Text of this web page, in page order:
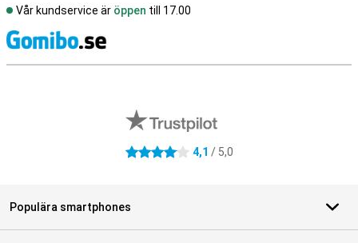
Vår kundservice är öppen till 17.00
4.1 stjärnor 4,1 / 5,0
Populära smartphones